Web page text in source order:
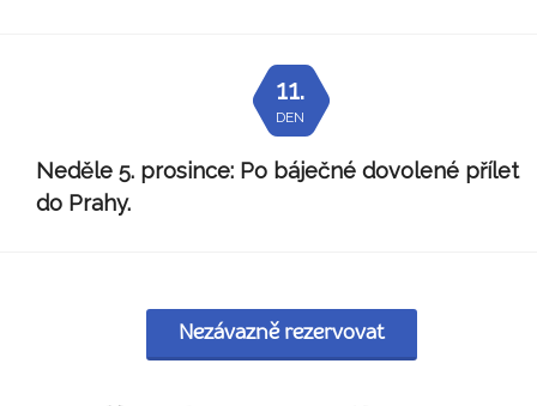
11.
DEN
Neděle 5. prosince: Po báječné dovolené přílet
do Prahy.
Nezávazně rezervovat